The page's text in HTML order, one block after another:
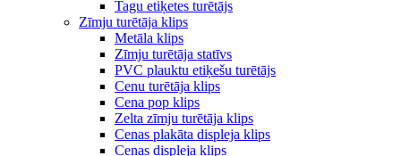
Tagu etiķetes turētājs
Zīmju turētāja klips
Metāla klips
Zīmju turētāja statīvs
PVC plauktu etiķešu turētājs
Cenu turētāja klips
Cena pop klips
Zelta zīmju turētāja klips
Cenas plakāta displeja klips
Cenas displeja klips